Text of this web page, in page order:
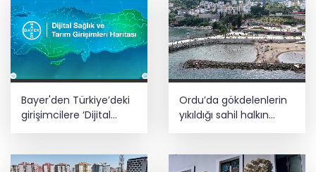
Bayer'den Türkiye’deki
girişimcilere ‘Dijital
çağrısı
Ordu’da gökdelenlerin
yıkıldığı sahil halkın